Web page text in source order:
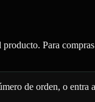
Para
de orden, o entra a